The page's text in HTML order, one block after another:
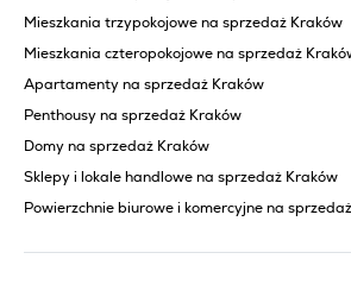
Mieszkania trzypokojowe na sprzedaż Kraków
Mieszkania czteropokojowe na sprzedaż
Apartamenty na sprzedaż Kraków
Penthousy na sprzedaż Kraków
Domy na sprzedaż Kraków
Sklepy i lokale handlowe na sprzedaż Kraków
Powierzchnie biurowe i komercyjne na